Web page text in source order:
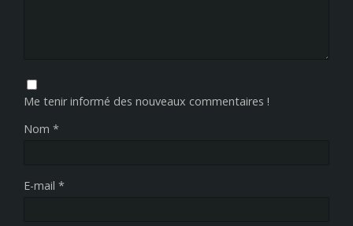
Me tenir informé des nouveaux commentaires !
Nom *
E-mail *